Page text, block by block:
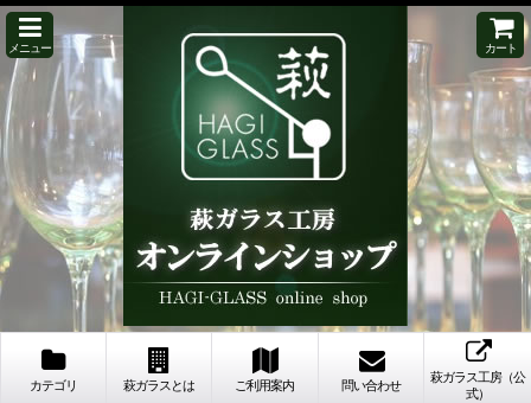
メニュー カート
カテゴリ 萩ガラスとは ご利用案内 問い合わせ
萩ガラス工房（公
式）